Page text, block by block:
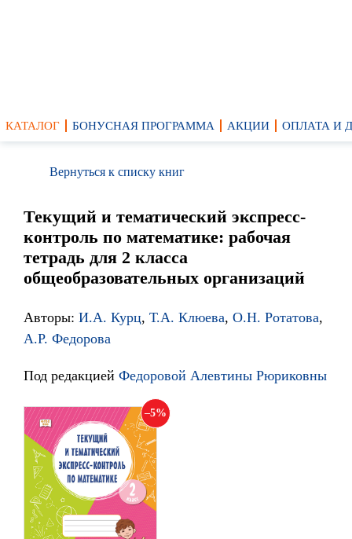
КАТАЛОГ БОНУСНАЯ ПРОГРАММА АКЦИИ ОПЛАТА И
Вернуться к списку книг
Текущий и тематический экспресс-
контроль по математике: рабочая
тетрадь для 2 класса
общеобразовательных организаций
Авторы: И.А. Курц, Т.А. Клюева, О.Н. Ротатова,
А.Р. Федорова
Под редакцией Федоровой Алевтины Рюриковны
5